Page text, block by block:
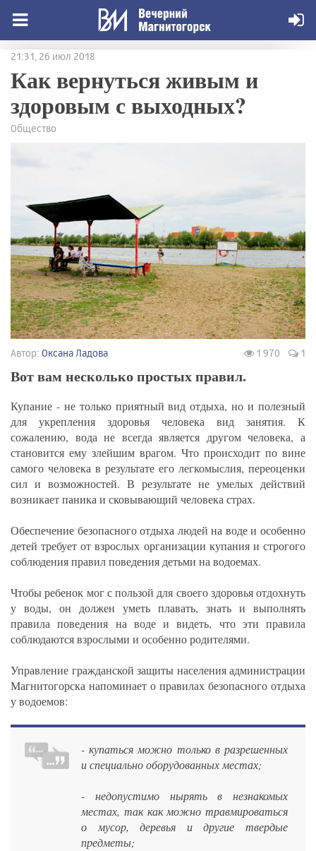
21:31, 26 июл 2018
Как вернуться живым и
здоровым с выходных?
Общество
Автор: Оксана Ладова 1 970 1
Вот вам несколько простых правил.
Купание - не только приятный вид отдыха, но и полезный
для укрепления здоровья человека вид занятия. К
сожалению, вода не всегда является другом человека, а
становится ему злейшим врагом. Что происходит по вине
самого человека в результате его легкомыслия, переоценки
сил и возможностей. В результате не умелых действий
возникает паника и сковывающий человека страх.
Обеспечение безопасного отдыха людей на воде и особенно
детей требует от взрослых организации купания и строгого
соблюдения правил поведения детьми на водоемах.
Чтобы ребенок мог с пользой для своего здоровья отдохнуть
у воды, он должен уметь плавать, знать и выполнять
правила поведения на воде и видеть, что эти правила
соблюдаются взрослыми и особенно родителями.
Управление гражданской защиты населения администрации
Магнитогорска напоминает о правилах безопасного отдыха
у водоемов:
- купаться можно только в разрешенных
и специально оборудованных местах;
- недопустимо нырять в незнакомых
местах, так как можно травмироваться
о мусор, деревья и другие твердые
предметы;